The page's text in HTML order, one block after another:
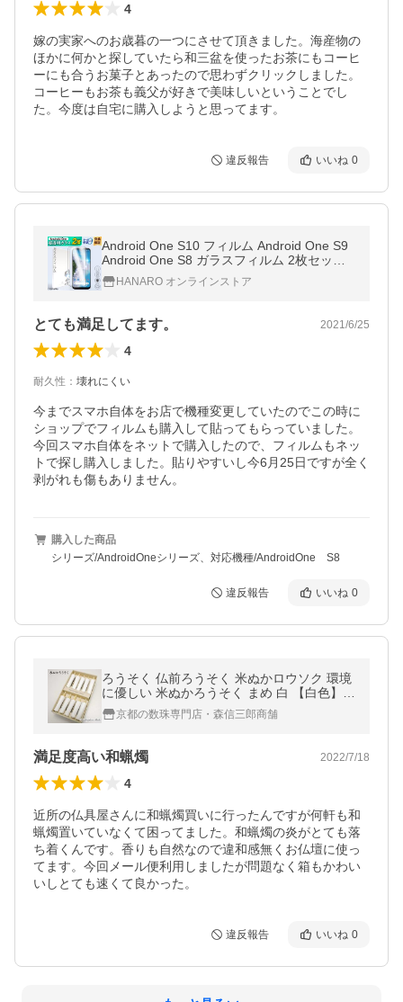
4
嫁の実家へのお歳暮の一つにさせて頂きました。海産物の
ほかに何かと探していたら和三盆を使ったお茶にもコーヒ
ーにも合うお菓子とあったので思わずクリックしました。
コーヒーもお茶も義父が好きで美味しいということでし
た。今度は自宅に購入しようと思ってます。
違反報告 いいね 0
Android One S10 フィルム Android One S9
Android One S8 ガラスフィルム 2枚セット
Android One S5 Android OneS4 DIGNO J 7
04KC フィルム
HANARO オンラインストア
とても満足してます。 2021/6/25
4
耐久性 ： 壊れにくい
今までスマホ自体をお店で機種変更していたのでこの時に
ショップでフィルムも購入して貼ってもらっていました。
今回スマホ自体をネットで購入したので、フィルムもネッ
トで探し購入しました。貼りやすいし今6月25日ですが全く
剥がれも傷もありません。
購入した商品
シリーズ/AndroidOneシリーズ、対応機種/AndroidOne S8
違反報告 いいね 0
ろうそく 仏前ろうそく 米ぬかロウソク 環境
に優しい 米ぬかろうそく まめ 白 【白色】 (
和蝋燭 ローソク 和ろうそく 小型 豆 極小 ミ
ニ 白 )
京都の数珠専門店・森信三郎商舗
満足度高い和蝋燭 2022/7/18
4
近所の仏具屋さんに和蝋燭買いに行ったんですが何軒も和
蝋燭置いていなくて困ってました。和蝋燭の炎がとても落
ち着くんです。香りも自然なので違和感無くお仏壇に使っ
てます。今回メール便利用しましたが問題なく箱もかわい
いしとても速くて良かった。
違反報告 いいね 0